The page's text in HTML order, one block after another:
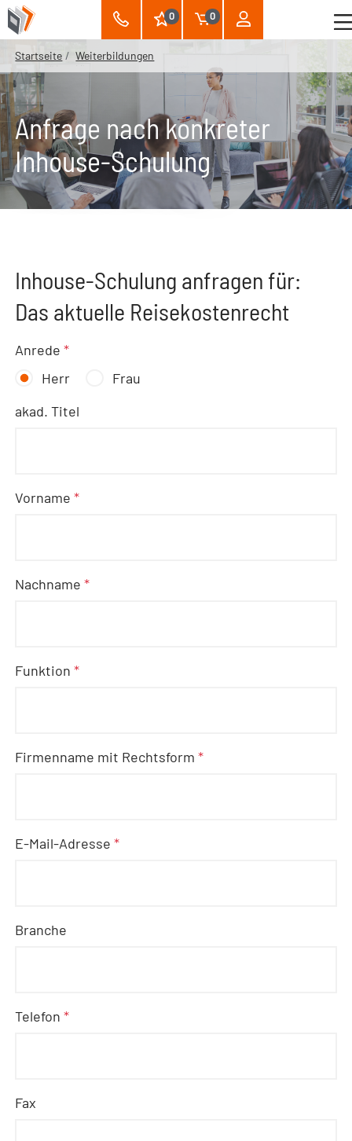
0 0
Startseite Weiterbildungen
Anfrage nach konkreter
Inhouse-Schulung
Inhouse-Schulung anfragen für:
Das aktuelle Reisekostenrecht
Anrede*
Herr
Frau
akad. Titel
Vorname*
Nachname*
Funktion*
Firmenname mit Rechtsform*
E-Mail-Adresse*
Branche
Telefon*
Fax